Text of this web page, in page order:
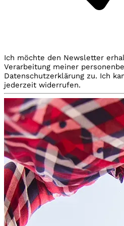
Ich möchte den Newsletter
Verarbeitung meiner
Datenschutzerklärung zu. Ich
jederzeit widerrufen.